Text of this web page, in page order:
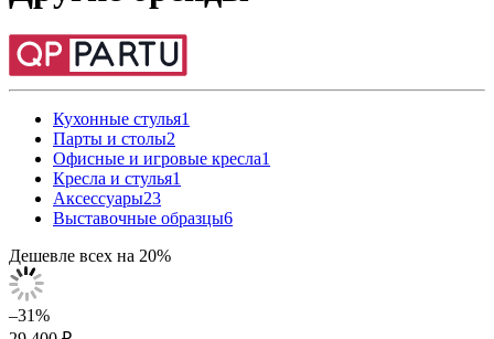
Кухонные стулья1
Парты и столы2
Офисные и игровые кресла1
Кресла и стулья1
Аксессуары23
Выставочные образцы6
Дешевле всех на 20%
–31%